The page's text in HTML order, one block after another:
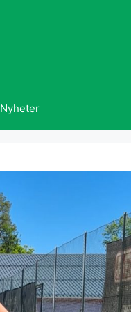
Nyheter